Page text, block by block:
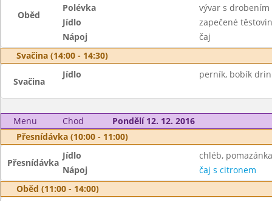
Oběd
Polévka
vývar s drobením
Jídlo
zapečené
Nápoj
čaj
Svačina (14:00 - 14:30)
Svačina
Jídlo perník, bobík
Menu Chod
Pondělí 12. 12. 2016
Přesnídávka (10:00 - 11:00)
Přesnídávka
Jídlo
chléb,
Nápoj
čaj s citronem
Oběd (11:00 - 14:00)